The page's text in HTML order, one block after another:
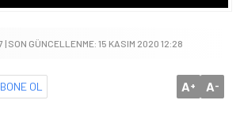
| SON GÜNCELLENME: 15 KASIM 2020 12:28
OL A+ A-